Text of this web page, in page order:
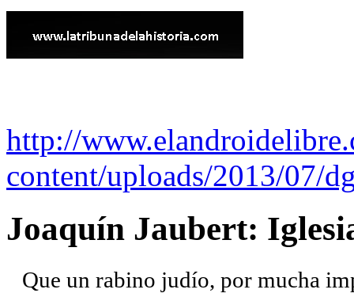
http://
content/uploads/2013/07/
Joaquín Jaubert:
Que un rabino judío, por mucha